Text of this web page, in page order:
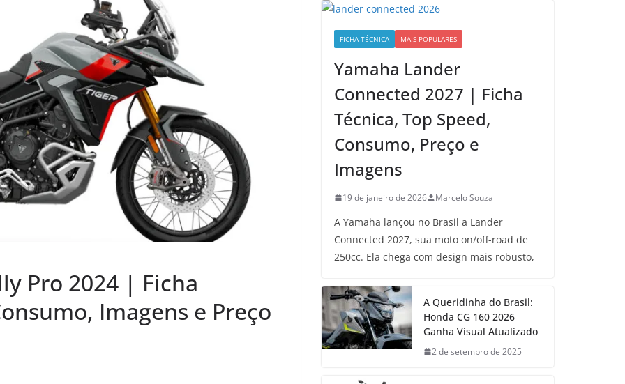
Pro 2024 | Ficha
Imagens e Preço
FICHA TÉCNICA MAIS POPULARES
Yamaha Lander
Connected 2027 | Ficha
Técnica, Top Speed,
Consumo, Preço e
Imagens
19 de janeiro de 2026 Marcelo Souza
A Yamaha lançou no Brasil a Lander
Connected 2027, sua moto on/off-road de
250cc. Ela chega com design mais robusto,
A Queridinha do Brasil:
Honda CG 160 2026
Ganha Visual Atualizado
2 de setembro de 2025